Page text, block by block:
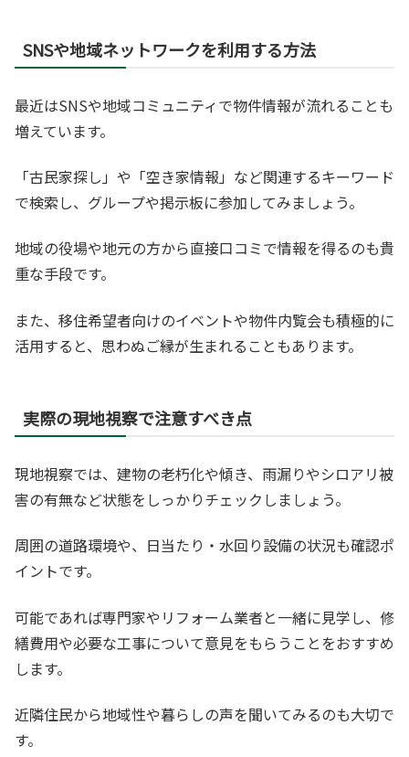
SNSや地域ネットワークを利用する方法
最近はSNSや地域コミュニティで物件情報が流れることも
増えています。
「古民家探し」や「空き家情報」など関連するキーワード
で検索し、グループや掲示板に参加してみましょう。
地域の役場や地元の方から直接口コミで情報を得るのも貴
重な手段です。
また、移住希望者向けのイベントや物件内覧会も積極的に
活用すると、思わぬご縁が生まれることもあります。
実際の現地視察で注意すべき点
現地視察では、建物の老朽化や傾き、雨漏りやシロアリ被
害の有無など状態をしっかりチェックしましょう。
周囲の道路環境や、日当たり・水回り設備の状況も確認ポ
イントです。
可能であれば専門家やリフォーム業者と一緒に見学し、修
繕費用や必要な工事について意見をもらうことをおすすめ
します。
近隣住民から地域性や暮らしの声を聞いてみるのも大切で
す。